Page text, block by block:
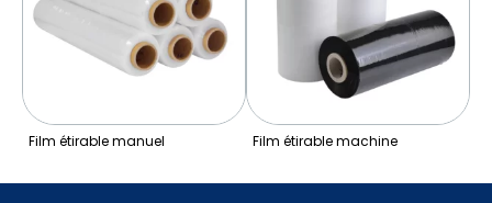
Film étirable machine Film à bulles